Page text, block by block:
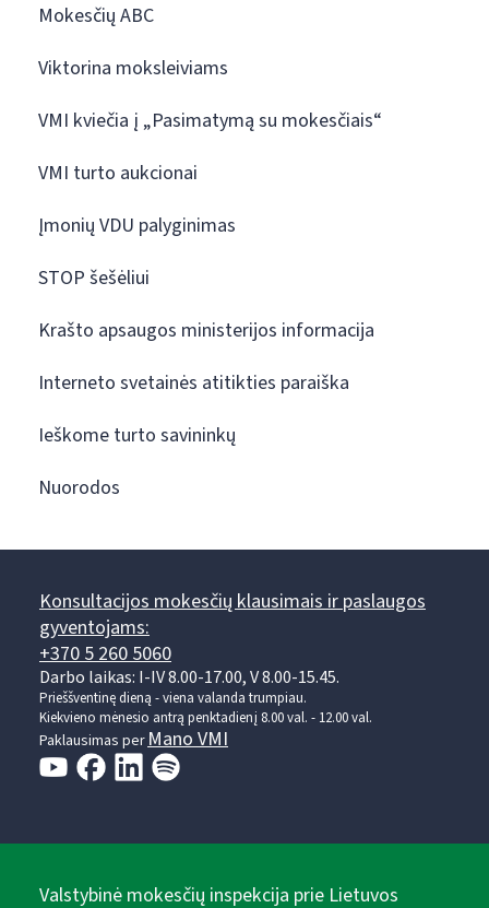
Mokesčių ABC
Viktorina moksleiviams
VMI kviečia į „Pasimatymą su mokesčiais“
VMI turto aukcionai
Įmonių VDU palyginimas
STOP šešėliui
Krašto apsaugos ministerijos informacija
Interneto svetainės atitikties paraiška
Ieškome turto savininkų
Nuorodos
Konsultacijos mokesčių klausimais ir paslaugos
gyventojams:
+370 5 260 5060
Darbo laikas: I-IV 8.00-17.00, V 8.00-15.45.
Prieššventinę dieną - viena valanda trumpiau.
Kiekvieno mėnesio antrą penktadienį 8.00 val. - 12.00 val.
Paklausimas per Mano VMI
Valstybinė mokesčių inspekcija prie Lietuvos